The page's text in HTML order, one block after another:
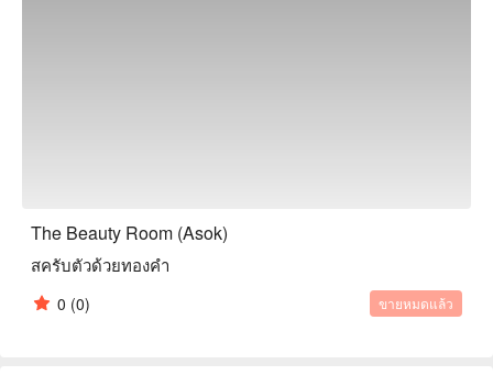
The Beauty Room (Asok)
สครับตัวด้วยทองคำ
0 (0) ขายหมดแล้ว